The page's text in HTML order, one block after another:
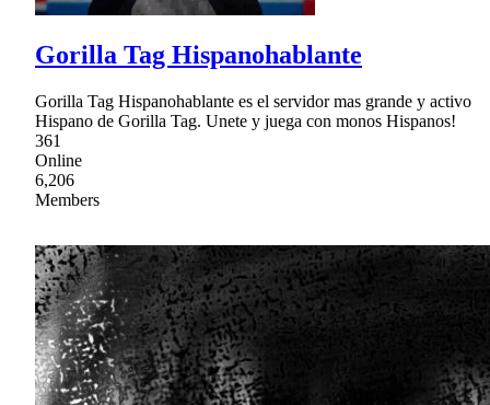
Gorilla Tag Hispanohablante
Gorilla Tag Hispanohablante es el servidor mas grande y activo
Hispano de Gorilla Tag. Unete y juega con monos Hispanos!
361
Online
6,206
Members